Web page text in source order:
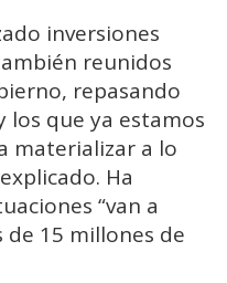
inversiones
reunidos
repasando
los que ya estamos
materializar a lo
Ha
“van a
15 millones de